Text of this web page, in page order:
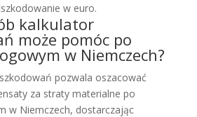
w euro.
kalkulator
może pomóc po
w Niemczech?
pozwala oszacować
za straty materialne po
w Niemczech, dostarczając